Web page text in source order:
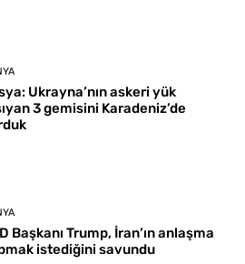
Ukrayna’nın askeri yük
3 gemisini Karadeniz’de
Başkanı Trump, İran’ın anlaşma
istediğini savundu